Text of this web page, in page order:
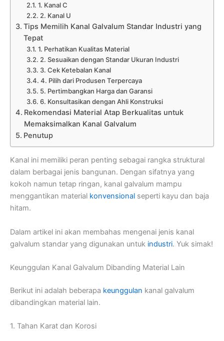
1. Kanal C
2. Kanal U
Tips Memilih Kanal Galvalum Standar Industri yang
Tepat
1. Perhatikan Kualitas Material
2. Sesuaikan dengan Standar Ukuran Industri
3. Cek Ketebalan Kanal
4. Pilih dari Produsen Terpercaya
5. Pertimbangkan Harga dan Garansi
6. Konsultasikan dengan Ahli Konstruksi
Rekomendasi Material Atap Berkualitas untuk
Memaksimalkan Kanal Galvalum
Penutup
Kanal ini memiliki peran penting sebagai rangka struktural
dalam berbagai jenis bangunan. Dengan sifatnya yang
kokoh namun tetap ringan, kanal galvalum mampu
menggantikan material konvensional seperti kayu dan baja
hitam.
Dalam artikel ini akan membahas mengenai jenis kanal
galvalum standar yang digunakan untuk industri. Yuk simak!
Keunggulan Kanal Galvalum Dibanding Material Lain
Berikut ini adalah beberapa keunggulan kanal galvalum
dibandingkan material lain.
1. Tahan Karat dan Korosi